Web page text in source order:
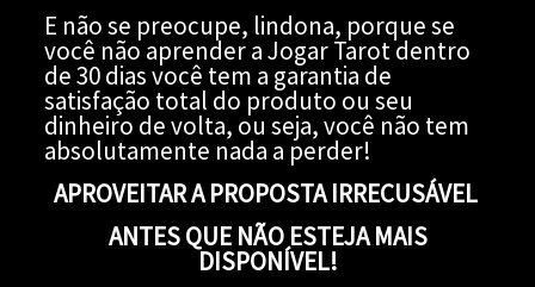
E não se preocupe, lindona, porque se
você não aprender a Jogar Tarot dentro
de 30 dias você tem a garantia de
satisfação total do produto ou seu
dinheiro de volta, ou seja, você não tem
absolutamente nada a perder!
APROVEITAR A PROPOSTA IRRECUSÁVEL
ANTES QUE NÃO ESTEJA MAIS
DISPONÍVEL!